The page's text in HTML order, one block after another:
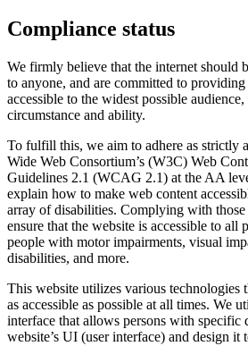
Compliance status
We firmly believe that the internet should
to anyone, and are committed to
accessible to the widest possible
circumstance and ability.
To fulfill this, we aim to adhere as strictly
Wide Web Consortium’s (W3C) Web
Guidelines 2.1 (WCAG 2.1) at the AA
explain how to make web content
array of disabilities. Complying with those
ensure that the website is accessible to all
people with motor impairments, visual
disabilities, and more.
This website utilizes various technologies
as accessible as possible at all times. We
interface that allows persons with specific
website’s UI (user interface) and design it